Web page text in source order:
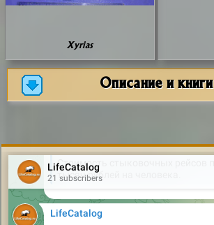
Xyrias
Описание и книги